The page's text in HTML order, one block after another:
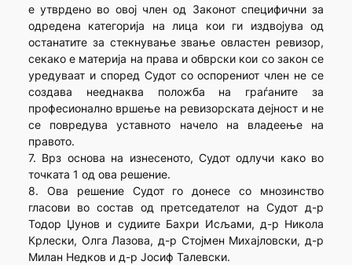
е утврдено во овој член од Законот специфични за
одредена категорија на лица кои ги издвојува од
останатите за стекнување звање овластен ревизор,
секако е материја на права и обврски кои со закон се
уредуваат и според Судот со оспорениот член не се
создава нееднаква положба на граѓаните за
професионално вршење на ревизорската дејност и не
се повредува уставното начело на владеење на
правото.
7. Врз основа на изнесеното, Судот одлучи како во
точката 1 од ова решение.
8. Ова решение Судот го донесе со мнозинство
гласови во состав од претседателот на Судот д-р
Тодор Џунов и судиите Бахри Исљами, д-р Никола
Крлески, Олга Лазова, д-р Стојмен Михајловски, д-р
Милан Недков и д-р Јосиф Талевски.